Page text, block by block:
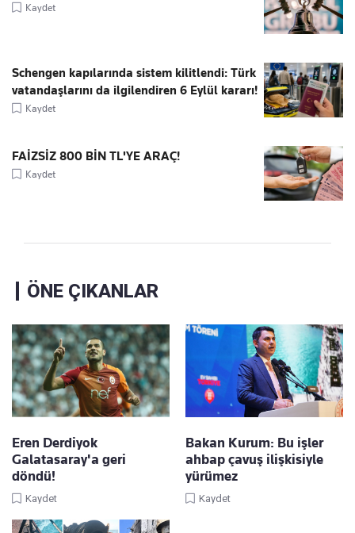
Kaydet
Schengen kapılarında sistem kilitlendi: Türk
vatandaşlarını da ilgilendiren 6 Eylül kararı!
Kaydet
FAİZSİZ 800 BİN TL'YE ARAÇ!
Kaydet
ÖNE ÇIKANLAR
Eren Derdiyok
Galatasaray'a geri
döndü!
Kaydet
Bakan Kurum: Bu işler
ahbap çavuş ilişkisiyle
yürümez
Kaydet